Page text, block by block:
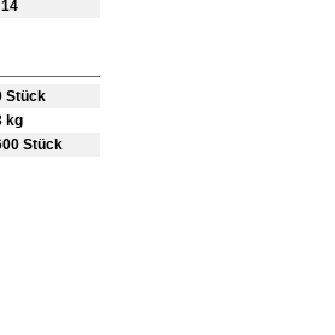
14
Stück
kg
Stück